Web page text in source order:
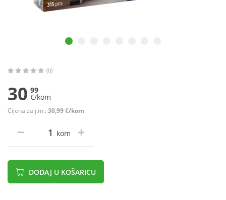
(0)
30 99
€/kom
Cijena za j.m.: 30,99 €/kom
kom
DODAJ U KOŠARICU